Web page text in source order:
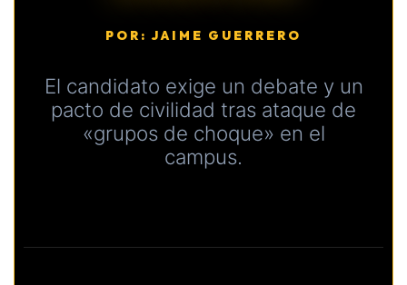
POR: JAIME GUERRERO
El candidato exige un debate y un
pacto de civilidad tras ataque de
«grupos de choque» en el
campus.